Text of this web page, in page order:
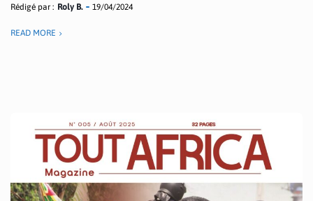
Rédigé par : Roly B. 19/04/2024
READ MORE